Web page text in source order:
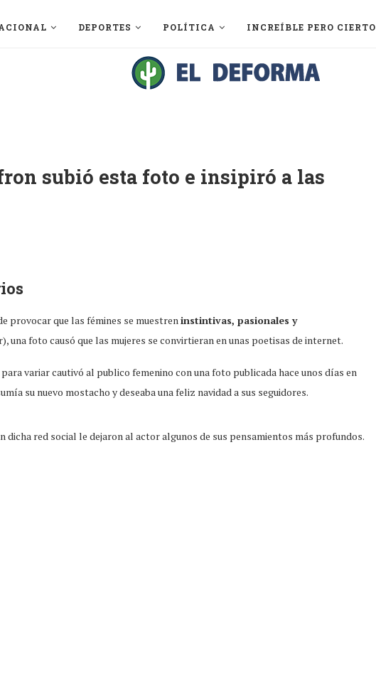
DEPORTES POLÍTICA INCREÍBLE PERO CIERTO
subió esta foto e insipiró a las
provocar que las fémines se muestreninstintivas, pasionales y
una foto causó que las mujeres se convirtieran en unas poetisas de internet.
variar cautivó al publico femenino con una foto publicada hace unos días en
su nuevo mostacho y deseaba una feliz navidad a sus seguidores.
dicha red social le dejaron al actor algunos de sus pensamientos más profundos.